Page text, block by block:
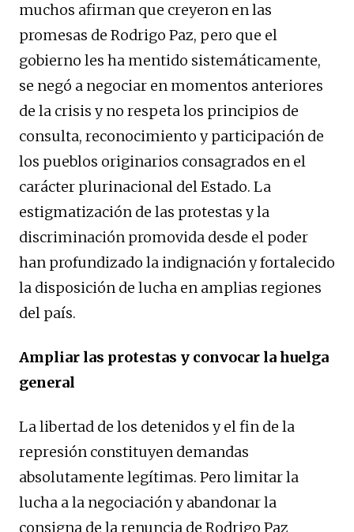
muchos afirman que creyeron en las
promesas de Rodrigo Paz, pero que el
gobierno les ha mentido sistemáticamente,
se negó a negociar en momentos anteriores
de la crisis y no respeta los principios de
consulta, reconocimiento y participación de
los pueblos originarios consagrados en el
carácter plurinacional del Estado. La
estigmatización de las protestas y la
discriminación promovida desde el poder
han profundizado la indignación y fortalecido
la disposición de lucha en amplias regiones
del país.
Ampliar las protestas y convocar la huelga
general
La libertad de los detenidos y el fin de la
represión constituyen demandas
absolutamente legítimas. Pero limitar la
lucha a la negociación y abandonar la
consigna de la renuncia de Rodrigo Paz